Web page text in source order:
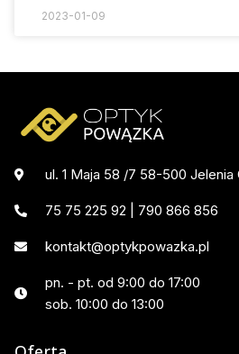
2023-01-09
ul. 1 Maja 58 /7 58-500 Jelenia
75 75 225 92 | 790 866 856
kontakt@optykpowazka.pl
pn. - pt. od 9:00 do 17:00
sob. 10:00 do 13:00